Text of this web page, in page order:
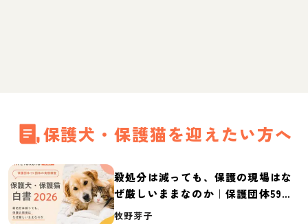
保護犬・保護猫を迎えたい方へ
殺処分は減っても、保護の現場はな
ぜ厳しいままなのか｜保護団体59団
体の実態調査【保護犬・保護猫白書
牧野芽子